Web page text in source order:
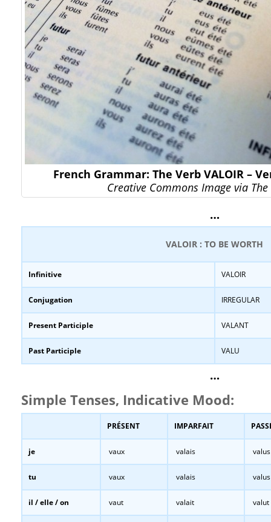
French Grammar: The Verb VALOIR –
Creative Commons Image via The
…
VALOIR : TO BE WORTH
Infinitive VALOIR
Conjugation IRREGULAR
Present Participle VALANT
Past Participle VALU
…
Simple Tenses, Indicative Mood:
PRÉSENT IMPARFAIT
je vaux valais valus
tu vaux valais valus
il / elle / on vaut valait valut